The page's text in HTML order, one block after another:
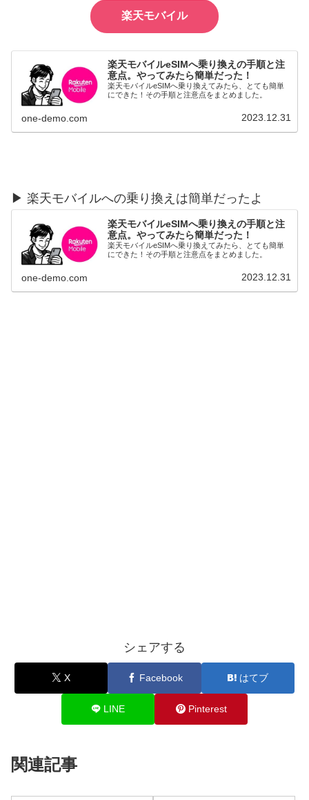
楽天モバイル
楽天モバイルeSIMへ乗り換えの手順と注
意点。やってみたら簡単だった！
楽天モバイルeSIMへ乗り換えてみたら、とても簡単
にできた！その手順と注意点をまとめました。
one-demo.com 2023.12.31
▶︎ 楽天モバイルへの乗り換えは簡単だったよ
楽天モバイルeSIMへ乗り換えの手順と注
意点。やってみたら簡単だった！
楽天モバイルeSIMへ乗り換えてみたら、とても簡単
にできた！その手順と注意点をまとめました。
one-demo.com 2023.12.31
シェアする
X Facebook はてブ
LINE Pinterest
関連記事